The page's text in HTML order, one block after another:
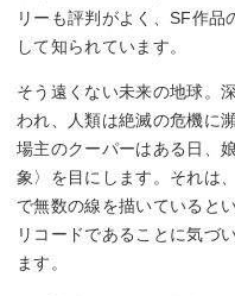
リーも評判がよく、SF作品
して知られています。
そう遠くない未来の地球。
われ、人類は絶滅の危機に
場主のクーパーはある日、
象〉を目にします。それは
で無数の線を描いていると
リコードであることに気づ
ます。